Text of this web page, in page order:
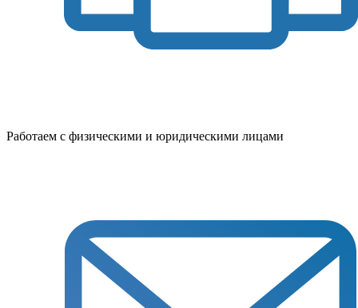
Работаем с физическими и юридическими лицами